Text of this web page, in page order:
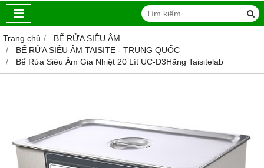
Trang chủ
BỂ RỬA SIÊU ÂM
BỂ RỬA SIÊU ÂM TAISITE - TRUNG QUỐC
Bể Rửa Siêu Âm Gia Nhiệt 20 Lít UC-D3Hãng Taisitelab